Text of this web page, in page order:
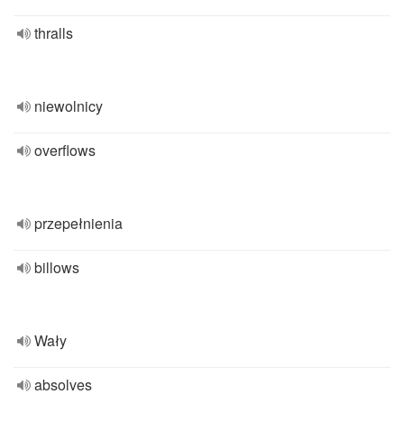
thralls
niewolnicy
overflows
przepełnienia
billows
Wały
absolves